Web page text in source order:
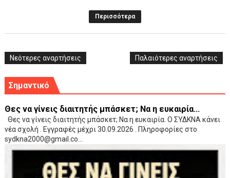
Περισσότερα
Νεότερες αναρτήσεις Παλαιότερες αναρτήσεις
Σημαντικό
Θες να γίνεις διαιτητής μπάσκετ; Να η ευκαιρία...
Θες να γίνεις διαιτητής μπάσκετ; Να η ευκαιρία. Ο ΣΥΔΚΝΑ κάνει
νέα σχολή . Εγγραφές μέχρι 30.09.2026 . Πληροφορίες στο
sydkna2000@gmail.co...